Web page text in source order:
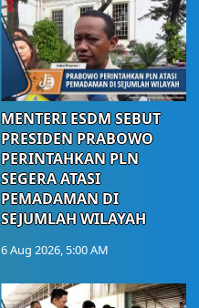
MENTERI ESDM SEBUT
PRESIDEN PRABOWO
PERINTAHKAN PLN
SEGERA ATASI
PEMADAMAN DI
SEJUMLAH WILAYAH
6 Aug 2026, 5:00 AM